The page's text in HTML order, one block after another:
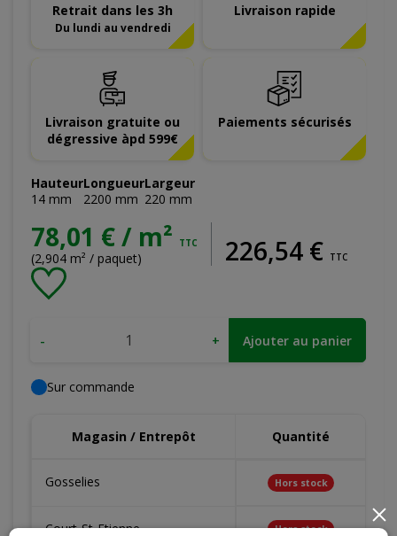
Retrait dans les 3h
Du lundi au vendredi
Livraison rapide
Livraison gratuite ou
dégressive àpd 599€
Paiements sécurisés
Hauteur
14 mm
Longueur
2200 mm
Largeur
220 mm
78,01 € / m² TTC
(2,904 m² / paquet) 226,54 € TTC
- + Ajouter au panier
Sur commande
Magasin / Entrepôt Quantité
Gosselies Hors stock
Court-St-Etienne Hors stock
×